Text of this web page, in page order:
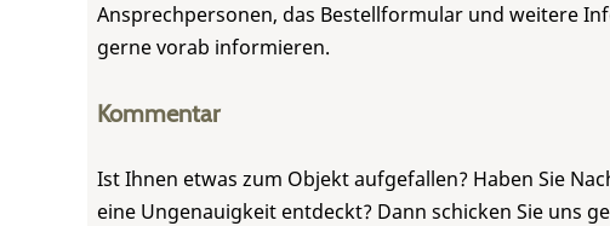
Ansprechpersonen, das Bestellformular und weitere
gerne vorab informieren.
Kommentar
Ist Ihnen etwas zum Objekt aufgefallen? Haben Sie
eine Ungenauigkeit entdeckt? Dann schicken Sie uns